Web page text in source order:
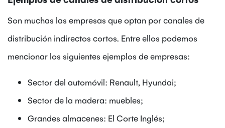
Son muchas las empresas que optan por canales de
distribución indirectos cortos. Entre ellos podemos
mencionar los siguientes ejemplos de empresas:
Sector del automóvil: Renault, Hyundai;
Sector de la madera: muebles;
Grandes almacenes: El Corte Inglés;